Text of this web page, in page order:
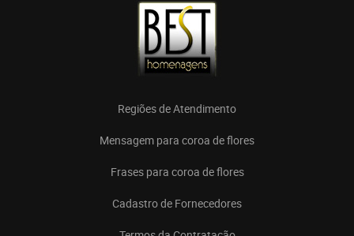
Regiões de Atendimento
Mensagem para coroa de flores
Frases para coroa de flores
Cadastro de Fornecedores